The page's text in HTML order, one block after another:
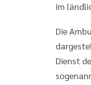
im
Die
Dienst